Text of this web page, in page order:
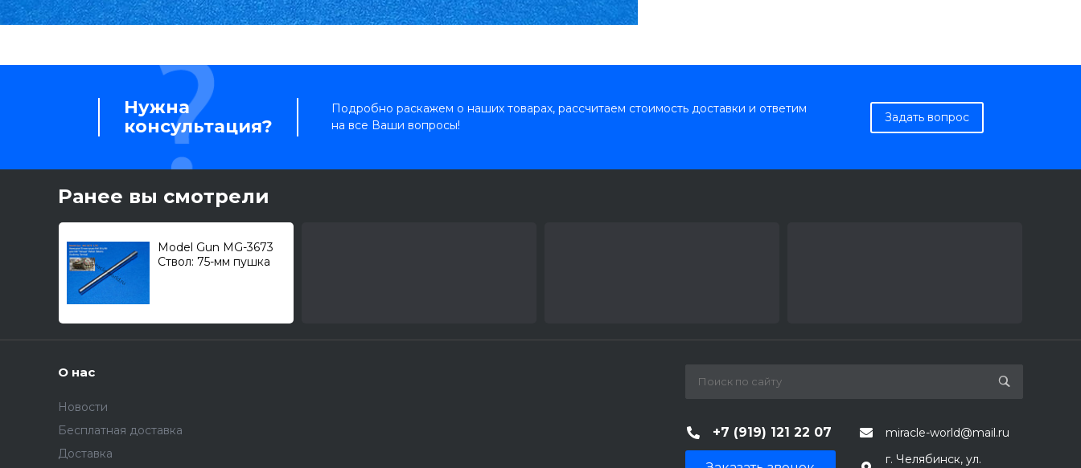
Нужна
консультация?
Подробно раскажем о наших товарах, рассчитаем стоимость доставки и ответим
на все Ваши вопросы!
Задать вопрос
Ранее вы смотрели
Model Gun MG-3673
Ствол: 75-мм пушка
О нас
Новости
Бесплатная доставка
Доставка
+7 (919) 121 22 07 miracle-world@mail.ru
г. Челябинск, ул.